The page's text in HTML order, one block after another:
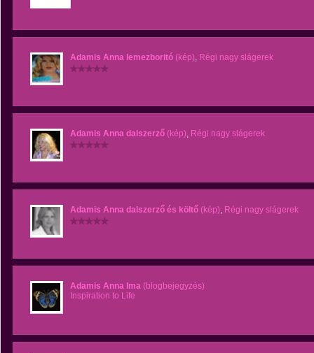
Adamis Anna lemezboritó (kép), Régi nagy slágerek
Adamis Anna dalszerző (kép), Régi nagy slágerek
Adamis Anna dalszerző és költő (kép), Régi nagy slágerek
Adamis Anna Ima (blogbejegyzés)
Inspiration to Life